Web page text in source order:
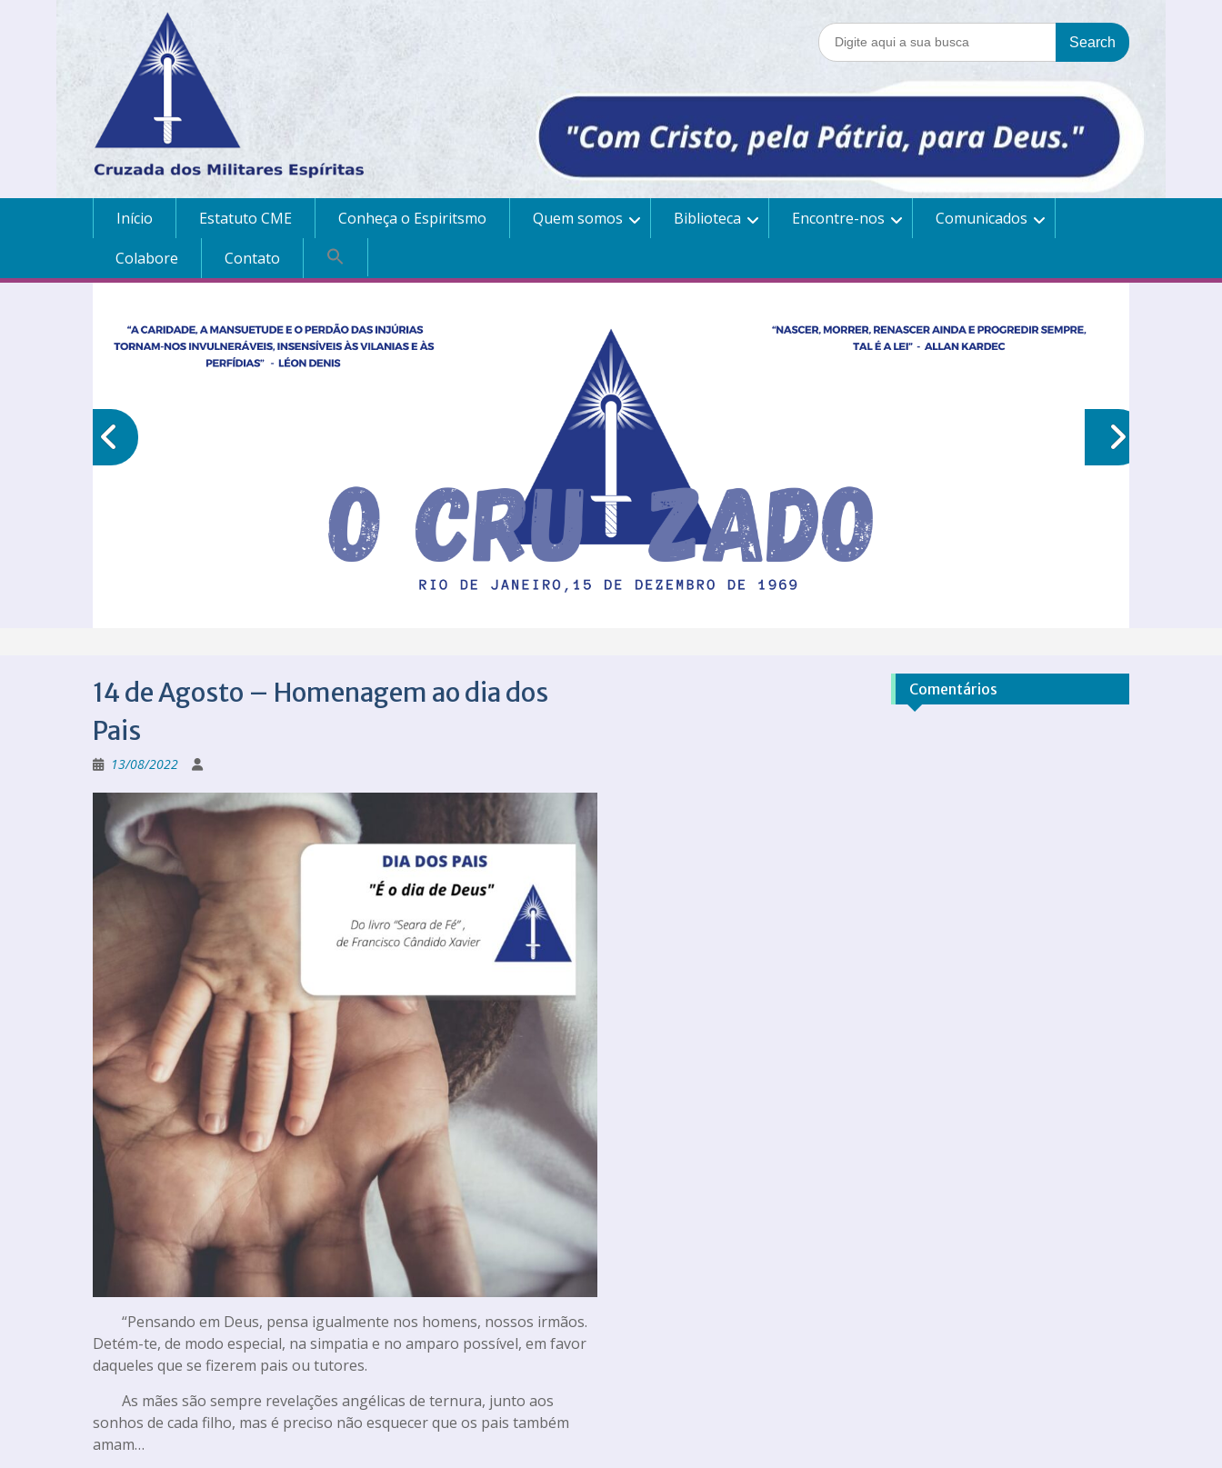
Início Estatuto CME Conheça o Espiritsmo Quem somos Biblioteca Encontre-nos
Comunicados
Colabore
Contato
14 de Agosto – Homenagem ao dia dos
Pais
13/08/2022
“Pensando em Deus, pensa igualmente nos homens, nossos irmãos.
Detém-te, de modo especial, na simpatia e no amparo possível, em favor
daqueles que se fizerem pais ou tutores.
As mães são sempre revelações angélicas de ternura, junto aos
sonhos de cada filho, mas é preciso não esquecer que os pais também
amam…
Comentários